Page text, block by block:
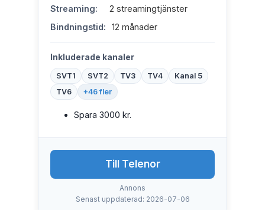
Streaming:
2 streamingtjänster
Bindningstid:
12 månader
Inkluderade kanaler
SVT1 SVT2 TV3 TV4
Kanal 5
TV6
+46 fler
Spara 3000 kr.
Till Telenor
Annons
Senast uppdaterad: 2026-07-06